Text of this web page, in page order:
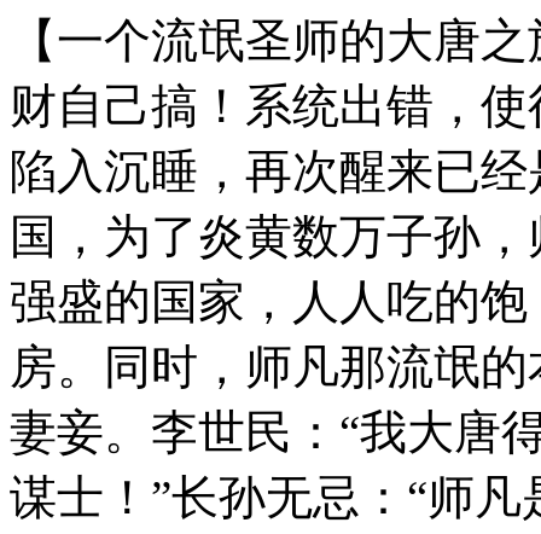
【一个流氓圣师的大唐
财自己搞！系统出错，
陷入沉睡，再次醒来已
国，为了炎黄数万子孙
强盛的国家，人人吃的
房。同时，师凡那流氓
妻妾。李世民：“我大唐
谋士！”长孙无忌：“师